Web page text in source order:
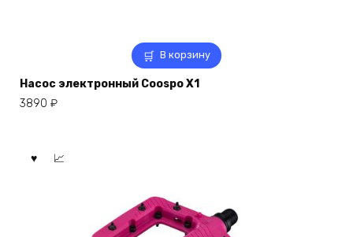
В корзину
Насос электронный Coospo X1
3890 ₽